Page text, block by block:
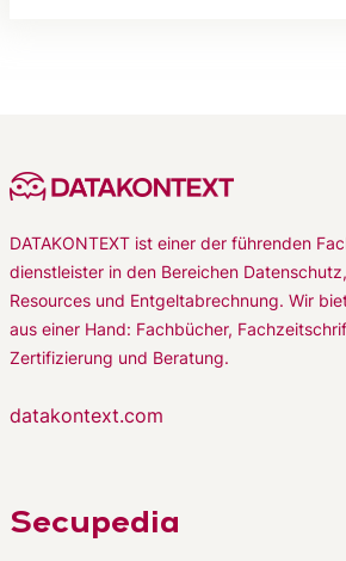
DATAKONTEXT ist einer der führenden
dienstleister in den Bereichen
Resources und Entgeltabrechnung. Wir
aus einer Hand: Fachbücher,
Zertifizierung und Beratung.
datakontext.com
Secupedia